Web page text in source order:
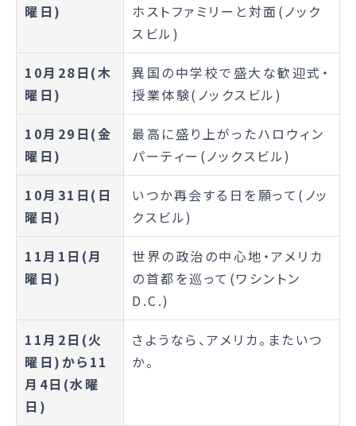
曜日)
ホストファミリーと対面(ノック
スビル)
10月28日(木
曜日)
異国の中学校で盛大な歓迎式・
授業体験(ノックスビル)
10月29日(金
曜日)
最高に盛り上がったハロウィン
パーティー(ノックスビル)
10月31日(日
曜日)
いつか再会する日を願って(ノッ
クスビル)
11月1日(月
曜日)
世界の政治の中心地・アメリカ
の首都を巡って(ワシントン
D.C.)
11月2日(火
曜日)から11
月4日(水曜
日)
さようなら、アメリカ。またいつ
か。